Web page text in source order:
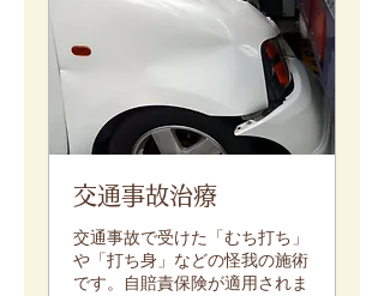
交通事故治療
交通事故で受けた「むち打ち」
や「打ち身」などの怪我の施術
です。自賠責保険が適用されま